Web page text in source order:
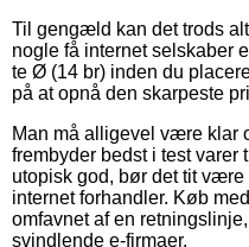
Til gengæld kan det trods
nogle få internet selskaber
te Ø (14 br) inden du
på at opnå den skarpeste
Man må alligevel være klar
frembyder bedst i test varer
utopisk god, bør det tit
internet forhandler. Køb
omfavnet af en
svindlende e-firmaer.